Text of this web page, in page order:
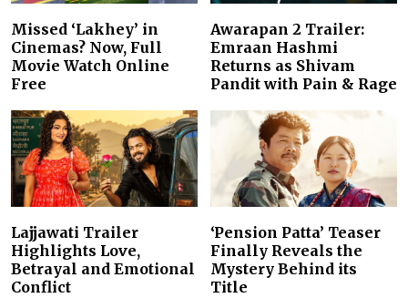
Missed ‘Lakhey’ in
Cinemas? Now, Full
Movie Watch Online
Free
Awarapan 2 Trailer:
Emraan Hashmi
Returns as Shivam
Pandit with Pain & Rage
Lajjawati Trailer
Highlights Love,
Betrayal and Emotional
Conflict
‘Pension Patta’ Teaser
Finally Reveals the
Mystery Behind its
Title